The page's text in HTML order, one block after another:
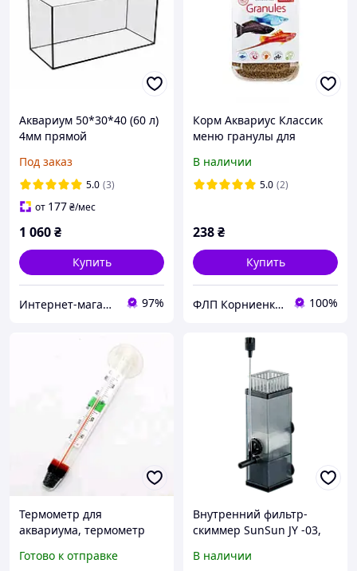
Аквариум 50*30*40 (60 л)
4мм прямой
Под заказ
5.0 (3)
от 177₴/мес
1 060₴
Купить
Интернет-магазин аквариумистики "Катран" 97%
Корм Аквариус Классик
меню гранулы для
аквариумных рыб 350 г
В наличии
5.0 (2)
238₴
Купить
ФЛП Корниенко Л.Н. 100%
Термометр для
аквариума, термометр
10,5 см
Готово к отправке
Внутренний фильтр-
скиммер SunSun JY -03,
В наличии